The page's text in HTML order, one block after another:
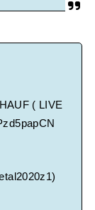
( LIVE